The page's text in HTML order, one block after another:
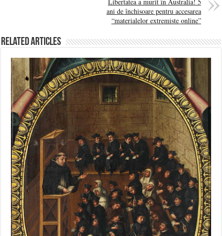
ani de închisoare pentru accesarea
“materialelor extremiste online”
Related Articles